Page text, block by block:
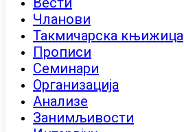
Чланови
Такмичарска књижица
Прописи
Семинари
Организација
Анализе
Занимљивости